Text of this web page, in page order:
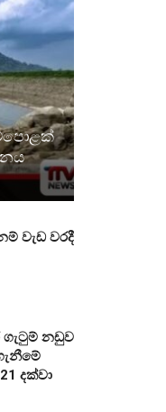
වැඩ වරදී
ගැටුම් නඩුව
දක්වා